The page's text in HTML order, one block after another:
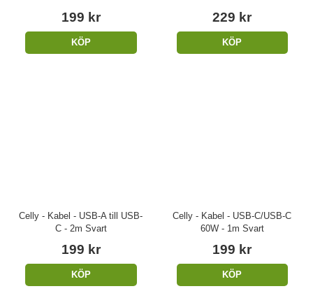
199 kr
KÖP
229 kr
KÖP
Celly - Kabel - USB-A till USB-
C - 2m Svart
199 kr
KÖP
Celly - Kabel - USB-C/USB-C
60W - 1m Svart
199 kr
KÖP